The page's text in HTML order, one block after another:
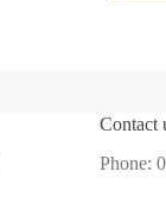
Contact
Phone: